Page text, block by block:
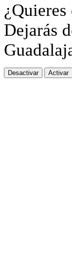
Dejarás
Desactivar Activar